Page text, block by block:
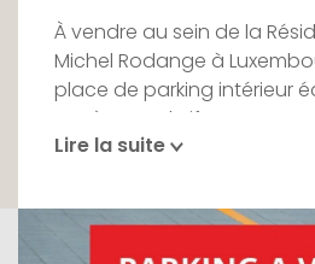
À vendre au sein de la
Michel Rodange à
place de parking intérieur
système Park Lift.
Gare, à proximité de la
deux pas des
Lire la suite